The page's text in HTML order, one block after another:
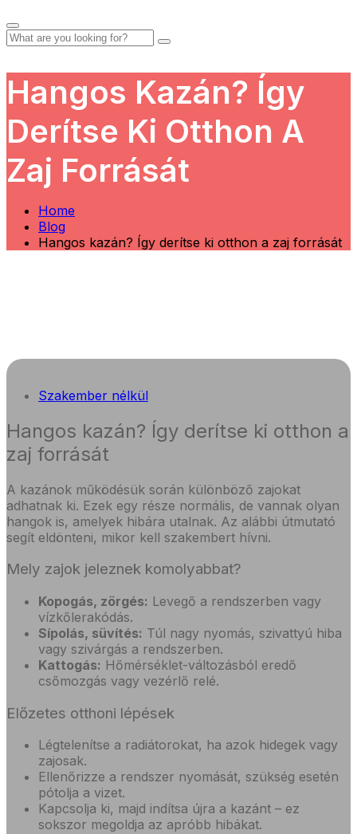
Hangos Kazán? Így
Derítse Ki Otthon A
Zaj Forrását
Home
Blog
Hangos kazán? Így derítse ki otthon a zaj forrását
Szakember nélkül
Hangos kazán? Így derítse ki otthon a
zaj forrását
A kazánok működésük során különböző zajokat
adhatnak ki. Ezek egy része normális, de vannak olyan
hangok is, amelyek hibára utalnak. Az alábbi útmutató
segít eldönteni, mikor kell szakembert hívni.
Mely zajok jeleznek komolyabbat?
Kopogás, zörgés: Levegő a rendszerben vagy
vízkőlerakódás.
Sípolás, süvítés: Túl nagy nyomás, szivattyú hiba
vagy szivárgás a rendszerben.
Kattogás: Hőmérséklet-változásból eredő
csőmozgás vagy vezérlő relé.
Előzetes otthoni lépések
Légtelenítse a radiátorokat, ha azok hidegek vagy
zajosak.
Ellenőrizze a rendszer nyomását, szükség esetén
pótolja a vizet.
Kapcsolja ki, majd indítsa újra a kazánt – ez
sokszor megoldja az apróbb hibákat.